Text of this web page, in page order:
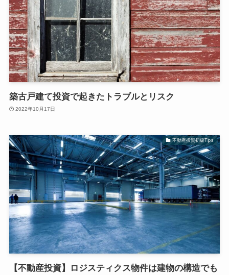
築古戸建て投資で起きたトラブルとリスク
2022年10月17日
不動産投資初級Tips
【不動産投資】ロジスティクス物件は建物の構造でも